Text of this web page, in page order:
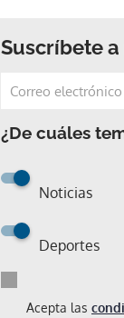
Suscríbete
¿De cuáles
Noticias
Deportes
Acepta las